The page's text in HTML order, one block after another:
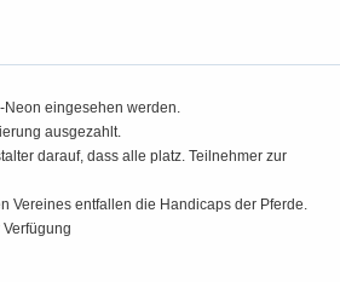
Neon eingesehen werden.
ausgezahlt.
darauf, dass alle platz. Teilnehmer zur
Vereines entfallen die Handicaps der Pferde.